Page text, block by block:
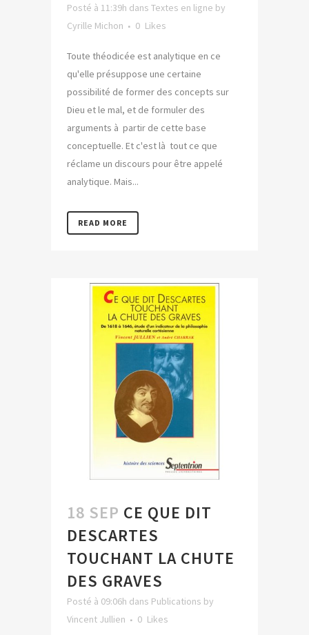
Posté à 11:39h dans Textes en ligne by
Cyrille Michon
0 Likes
Toute théodicée est analytique en ce
qu'elle présuppose une certaine
possibilité de former des concepts sur
Dieu et le mal, et de formuler des
arguments à partir de cette base
conceptuelle. Et c'est là tout ce que
réclame un discours pour être appelé
analytique. Mais...
READ MORE
18 SEP CE QUE DIT
DESCARTES
TOUCHANT LA CHUTE
DES GRAVES
Posté à 09:06h dans Publications by
Vincent Jullien
0 Likes